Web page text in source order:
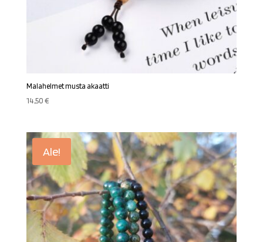
Malahelmet musta akaatti
14,50€
Ale!